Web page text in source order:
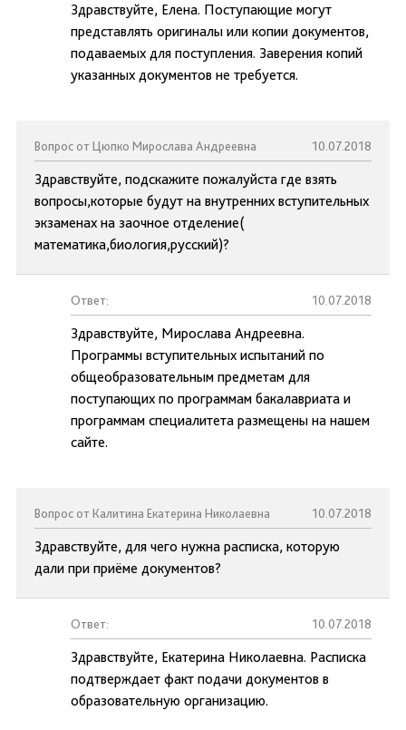
Здравствуйте, Елена. Поступающие могут
представлять оригиналы или копии документов,
подаваемых для поступления. Заверения копий
указанных документов не требуется.
Вопрос от Цюпко Мирослава Андреевна 10.07.2018
Здравствуйте, подскажите пожалуйста где взять
вопросы,которые будут на внутренних вступительных
экзаменах на заочное отделение(
математика,биология,русский)?
Ответ: 10.07.2018
Здравствуйте, Мирослава Андреевна.
Программы вступительных испытаний по
общеобразовательным предметам для
поступающих по программам бакалавриата и
программам специалитета размещены на нашем
сайте.
Вопрос от Калитина Екатерина Николаевна 10.07.2018
Здравствуйте, для чего нужна расписка, которую
дали при приёме документов?
Ответ: 10.07.2018
Здравствуйте, Екатерина Николаевна. Расписка
подтверждает факт подачи документов в
образовательную организацию.